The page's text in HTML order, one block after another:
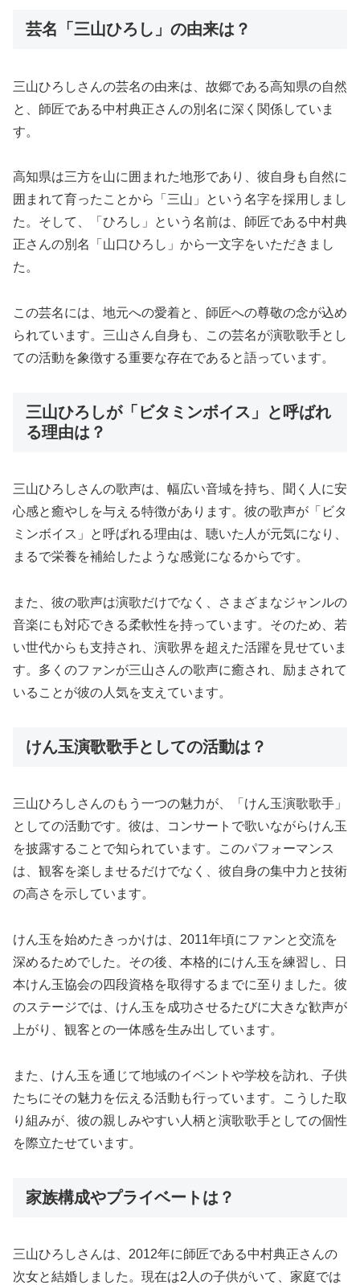
芸名「三山ひろし」の由来は？
三山ひろしさんの芸名の由来は、故郷である高知県の自然
と、師匠である中村典正さんの別名に深く関係していま
す。
高知県は三方を山に囲まれた地形であり、彼自身も自然に
囲まれて育ったことから「三山」という名字を採用しまし
た。そして、「ひろし」という名前は、師匠である中村典
正さんの別名「山口ひろし」から一文字をいただきまし
た。
この芸名には、地元への愛着と、師匠への尊敬の念が込め
られています。三山さん自身も、この芸名が演歌歌手とし
ての活動を象徴する重要な存在であると語っています。
三山ひろしが「ビタミンボイス」と呼ばれ
る理由は？
三山ひろしさんの歌声は、幅広い音域を持ち、聞く人に安
心感と癒やしを与える特徴があります。彼の歌声が「ビタ
ミンボイス」と呼ばれる理由は、聴いた人が元気になり、
まるで栄養を補給したような感覚になるからです。
また、彼の歌声は演歌だけでなく、さまざまなジャンルの
音楽にも対応できる柔軟性を持っています。そのため、若
い世代からも支持され、演歌界を超えた活躍を見せていま
す。多くのファンが三山さんの歌声に癒され、励まされて
いることが彼の人気を支えています。
けん玉演歌歌手としての活動は？
三山ひろしさんのもう一つの魅力が、「けん玉演歌歌手」
としての活動です。彼は、コンサートで歌いながらけん玉
を披露することで知られています。このパフォーマンス
は、観客を楽しませるだけでなく、彼自身の集中力と技術
の高さを示しています。
けん玉を始めたきっかけは、2011年頃にファンと交流を
深めるためでした。その後、本格的にけん玉を練習し、日
本けん玉協会の四段資格を取得するまでに至りました。彼
のステージでは、けん玉を成功させるたびに大きな歓声が
上がり、観客との一体感を生み出しています。
また、けん玉を通じて地域のイベントや学校を訪れ、子供
たちにその魅力を伝える活動も行っています。こうした取
り組みが、彼の親しみやすい人柄と演歌歌手としての個性
を際立たせています。
家族構成やプライベートは？
三山ひろしさんは、2012年に師匠である中村典正さんの
次女と結婚しました。現在は2人の子供がいて、家庭では